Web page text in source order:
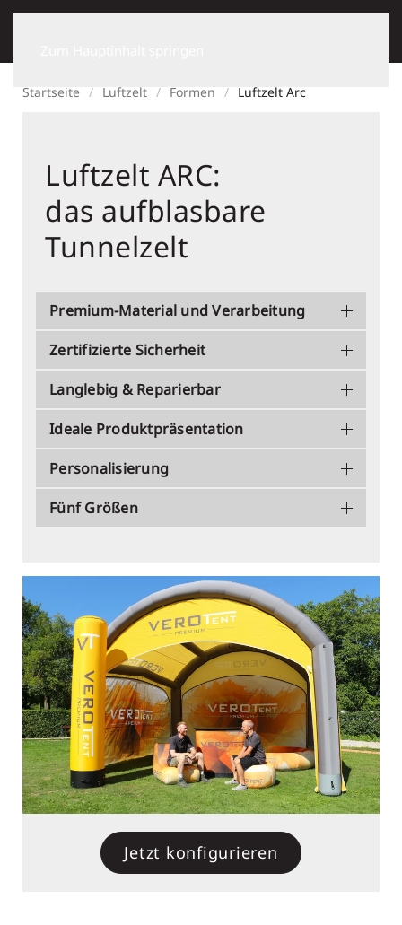
Startseite Luftzelt Formen Luftzelt Arc
Jetzt konfigurieren
Luftzelt ARC:
das aufblasbare
Tunnelzelt
Premium-Material und Verarbeitung
Zertifizierte Sicherheit
Langlebig & Reparierbar
Ideale Produktpräsentation
Personalisierung
Fünf Größen